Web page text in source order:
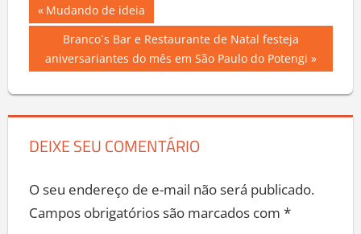
Navegação
Post
Previous
Post:
Mudando de ideia
Next
Post:
Branco´s Bar e Restaurante de Natal festeja
aniversariantes do mês em São Paulo do Potengi
DEIXE SEU COMENTÁRIO
O seu endereço de e-mail não será publicado.
Campos obrigatórios são marcados com *